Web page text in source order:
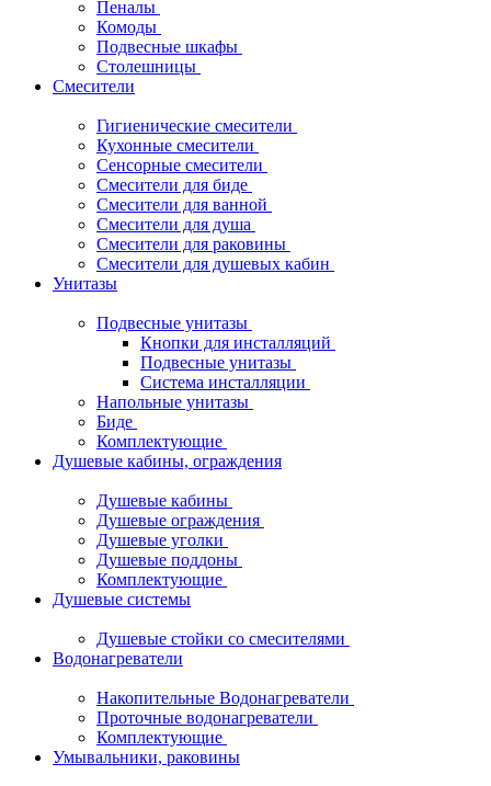
Пеналы
Комоды
Подвесные шкафы
Столешницы
Смесители
Гигиенические смесители
Кухонные смесители
Сенсорные смесители
Смесители для биде
Смесители для ванной
Смесители для душа
Смесители для раковины
Смесители для душевых кабин
Унитазы
Подвесные унитазы
Кнопки для инсталляций
Подвесные унитазы
Система инсталляции
Напольные унитазы
Биде
Комплектующие
Душевые кабины, ограждения
Душевые кабины
Душевые ограждения
Душевые уголки
Душевые поддоны
Комплектующие
Душевые системы
Душевые стойки со смесителями
Водонагреватели
Накопительные Водонагреватели
Проточные водонагреватели
Комплектующие
Умывальники, раковины